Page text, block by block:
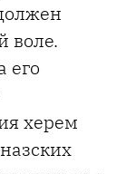
воле.
его
херем